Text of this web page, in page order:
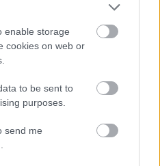
enable storage
cookies on web or
to be sent to
purposes.
send me
és köszönöm a
nagyon nem adta. 2.
kimaradni pár
versenyen kell
Amúgy ha ez nem
volna szerencsére,
el rajta😄"